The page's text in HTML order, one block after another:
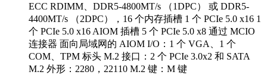
ECC RDIMM、DDR5-4800MT/s （1DPC） 或 DDR5-
4400MT/s （2DPC），16 个内存插槽 1 个 PCIe 5.0 x16 1
个 PCIe 5.0 x16 AIOM 插槽 5 个 PCIe 5.0 x8 通过 MCIO
连接器 面向局域网的 AIOM I/O：1 个 VGA、1 个
COM、TPM 标头 M.2 接口：2 个 PCIe 3.0x2 和 SATA
M.2 外形：2280，22110 M.2 键：M 键